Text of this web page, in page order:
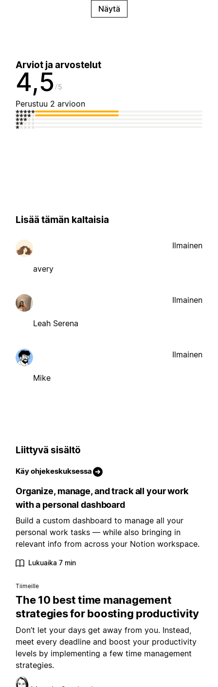
Näytä
Arviot ja arvostelut
4,5 5
Perustuu 2 arvioon
Lisää tämän kaltaisia
avery
Ilmainen
Leah Serena
Ilmainen
Mike
Ilmainen
Liittyvä sisältö
Käy ohjekeskuksessa
Organize, manage, and track all your work
with a personal dashboard
Build a custom dashboard to manage all your
personal work tasks — while also bringing in
relevant info from across your Notion workspace.
Lukuaika 7 min
Tiimeille
The 10 best time management
strategies for boosting productivity
Don’t let your days get away from you. Instead,
meet every deadline and boost your productivity
levels by implementing a few time management
strategies.